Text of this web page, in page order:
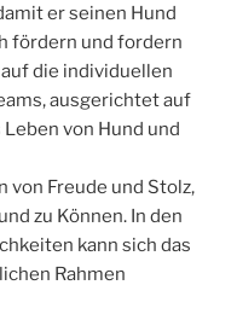
er seinen Hund
fördern und fordern
die individuellen
ausgerichtet auf
von Hund und
von Freude und Stolz,
zu Können. In den
kann sich das
Rahmen